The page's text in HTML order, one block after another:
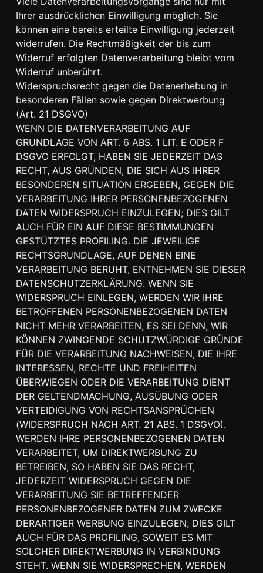
Ihrer ausdrücklichen Einwilligung möglich. Sie
können eine bereits erteilte Einwilligung jederzeit
widerrufen. Die Rechtmäßigkeit der bis zum
Widerruf erfolgten Datenverarbeitung bleibt vom
Widerruf unberührt.
Widerspruchsrecht gegen die Datenerhebung in
besonderen Fällen sowie gegen Direktwerbung
(Art. 21 DSGVO)
WENN DIE DATENVERARBEITUNG AUF
GRUNDLAGE VON ART. 6 ABS. 1 LIT. E ODER F
DSGVO ERFOLGT, HABEN SIE JEDERZEIT DAS
RECHT, AUS GRÜNDEN, DIE SICH AUS IHRER
BESONDEREN SITUATION ERGEBEN, GEGEN DIE
VERARBEITUNG IHRER PERSONENBEZOGENEN
DATEN WIDERSPRUCH EINZULEGEN; DIES GILT
AUCH FÜR EIN AUF DIESE BESTIMMUNGEN
GESTÜTZTES PROFILING. DIE JEWEILIGE
RECHTSGRUNDLAGE, AUF DENEN EINE
VERARBEITUNG BERUHT, ENTNEHMEN SIE DIESER
DATENSCHUTZERKLÄRUNG. WENN SIE
WIDERSPRUCH EINLEGEN, WERDEN WIR IHRE
BETROFFENEN PERSONENBEZOGENEN DATEN
NICHT MEHR VERARBEITEN, ES SEI DENN, WIR
KÖNNEN ZWINGENDE SCHUTZWÜRDIGE GRÜNDE
FÜR DIE VERARBEITUNG NACHWEISEN, DIE IHRE
INTERESSEN, RECHTE UND FREIHEITEN
ÜBERWIEGEN ODER DIE VERARBEITUNG DIENT
DER GELTENDMACHUNG, AUSÜBUNG ODER
VERTEIDIGUNG VON RECHTSANSPRÜCHEN
(WIDERSPRUCH NACH ART. 21 ABS. 1 DSGVO).
WERDEN IHRE PERSONENBEZOGENEN DATEN
VERARBEITET, UM DIREKTWERBUNG ZU
BETREIBEN, SO HABEN SIE DAS RECHT,
JEDERZEIT WIDERSPRUCH GEGEN DIE
VERARBEITUNG SIE BETREFFENDER
PERSONENBEZOGENER DATEN ZUM ZWECKE
DERARTIGER WERBUNG EINZULEGEN; DIES GILT
AUCH FÜR DAS PROFILING, SOWEIT ES MIT
SOLCHER DIREKTWERBUNG IN VERBINDUNG
STEHT. WENN SIE WIDERSPRECHEN, WERDEN